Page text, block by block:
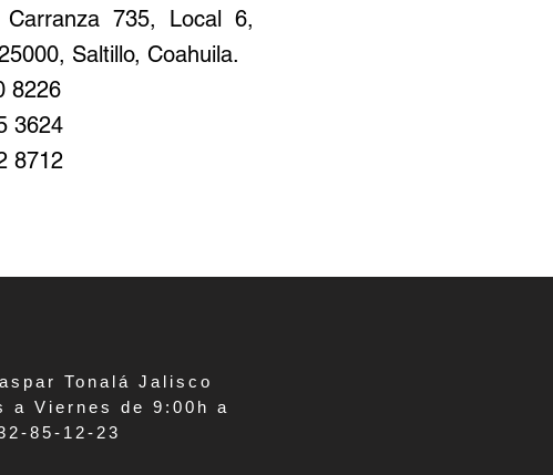
Carranza 735, Local 6,
Saltillo, Coahuila.
8226
Tonalá Jalisco
a Viernes de 9:00h a
85-12-23